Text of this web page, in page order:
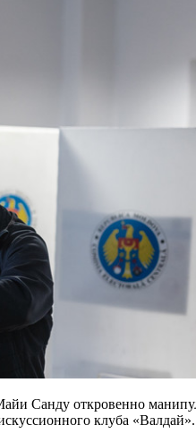
Санду откровенно
клуба «Валдай».